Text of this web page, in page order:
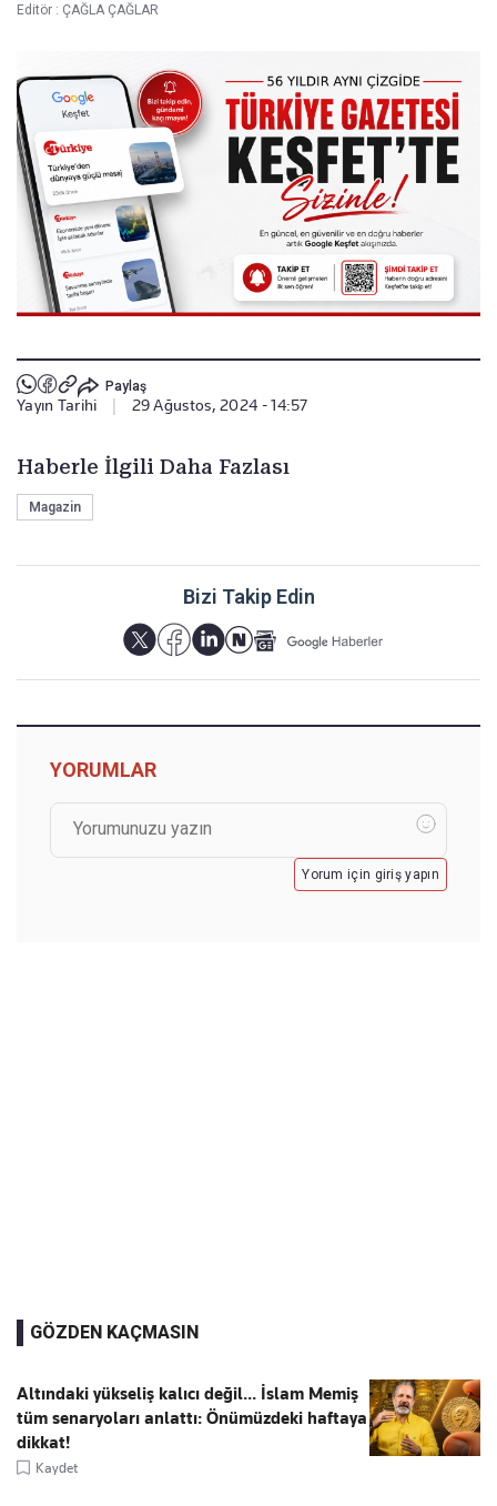
Editör : ÇAĞLA ÇAĞLAR
Paylaş
Yayın Tarihi 29 Ağustos, 2024 - 14:57
Haberle İlgili Daha Fazlası
Magazin
Bizi Takip Edin
YORUMLAR
Yorum için giriş yapın
GÖZDEN KAÇMASIN
Altındaki yükseliş kalıcı değil... İslam Memiş
tüm senaryoları anlattı: Önümüzdeki haftaya
dikkat!
Kaydet